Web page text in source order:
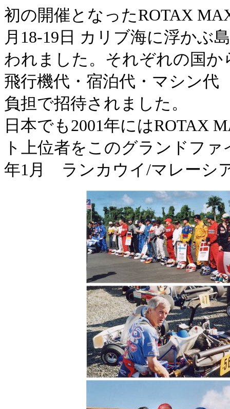
初の開催となったROTAX
月18-19日 カリブ海に浮かぶ
われました。それぞれの国
飛行機代・宿泊代・マシン
負担で招待されました。
日本でも2001年にはROTAX
ト上位者をこのグランドフ
年1月 ランカウイ/マレー